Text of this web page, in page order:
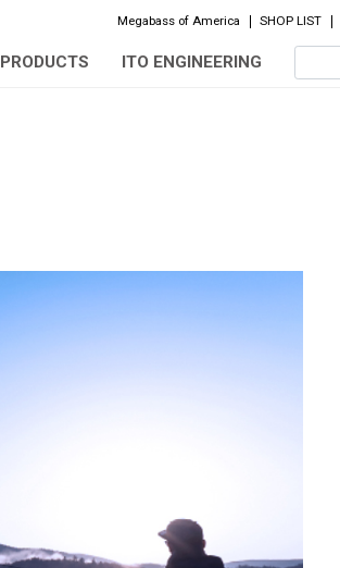
Megabass of America SHOP LIST
PRODUCTS ITO ENGINEERING